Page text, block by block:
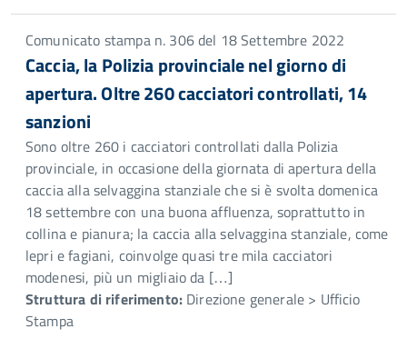
Comunicato stampa n. 306 del 18 Settembre 2022
Caccia, la Polizia provinciale nel giorno di
apertura. Oltre 260 cacciatori controllati, 14
sanzioni
Sono oltre 260 i cacciatori controllati dalla Polizia
provinciale, in occasione della giornata di apertura della
caccia alla selvaggina stanziale che si è svolta domenica
18 settembre con una buona affluenza, soprattutto in
collina e pianura; la caccia alla selvaggina stanziale, come
lepri e fagiani, coinvolge quasi tre mila cacciatori
modenesi, più un migliaio da […]
Struttura di riferimento: Direzione generale > Ufficio
Stampa